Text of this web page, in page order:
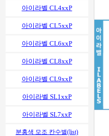
아이라벨 CL4xxP
아이라벨 CL5xxP
아이라벨 CL6xxP
아이라벨 CL8xxP
아이라벨 CL9xxP
아이라벨 SL1xxP
아이라벨 SL7xxP
분홍색 모조 칸수별(list)